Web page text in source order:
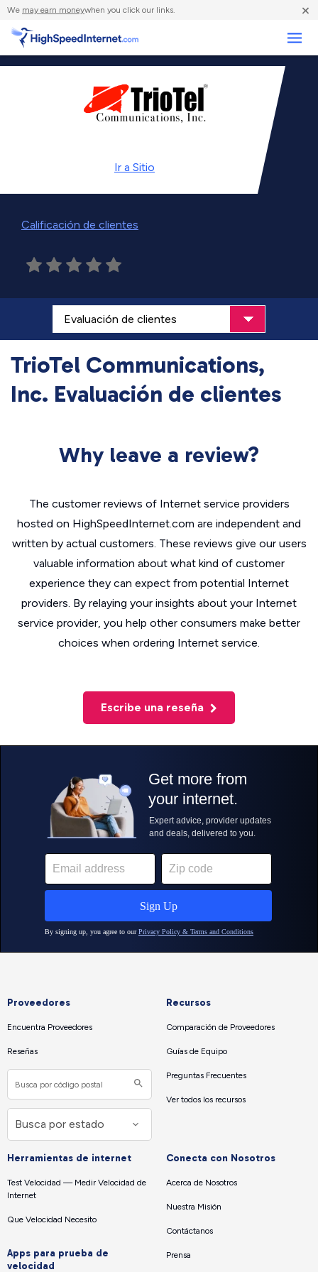
We may earn moneywhen you click our links. ×
Ir a Sitio
Calificación de clientes
TrioTel Communications,
Inc. Evaluación de clientes
Why leave a review?
The customer reviews of Internet service providers
hosted on HighSpeedInternet.com are independent and
written by actual customers. These reviews give our users
valuable information about what kind of customer
experience they can expect from potential Internet
providers. By relaying your insights about your Internet
service provider, you help other consumers make better
choices when ordering Internet service.
Escribe una reseña
Proveedores
Encuentra Proveedores
Reseñas
Recursos
Comparación de Proveedores
Guías de Equipo
Preguntas Frecuentes
Ver todos los recursos
Herramientas de internet
Test Velocidad — Medir Velocidad de
Internet
Que Velocidad Necesito
Apps para prueba de
velocidad
Conecta con Nosotros
Acerca de Nosotros
Nuestra Misión
Contáctanos
Prensa